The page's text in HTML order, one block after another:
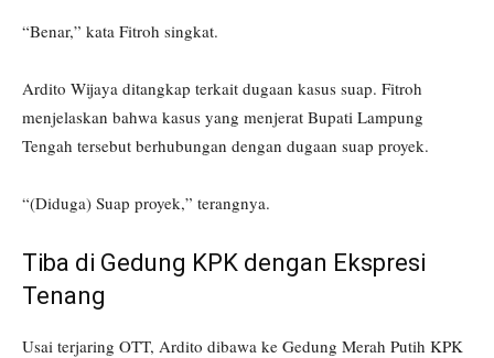
“Benar,” kata Fitroh singkat.
Ardito Wijaya ditangkap terkait dugaan kasus suap. Fitroh
menjelaskan bahwa kasus yang menjerat Bupati Lampung
Tengah tersebut berhubungan dengan dugaan suap proyek.
“(Diduga) Suap proyek,” terangnya.
Tiba di Gedung KPK dengan Ekspresi
Tenang
Usai terjaring OTT, Ardito dibawa ke Gedung Merah Putih KPK